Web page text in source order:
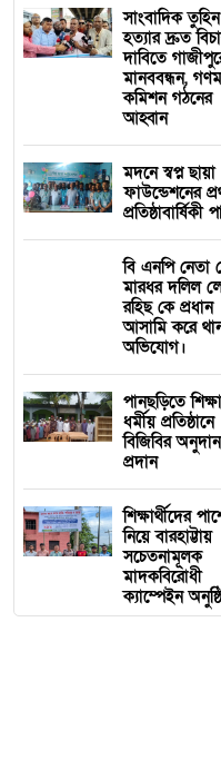
সাংবাদিক তুহিন
হত্যার দ্রুত
দাবিতে
মানববন্ধন,
কমিশন গঠনের
আহ্বান
মদনে স্বপ্ন ছায়া
ফাউন্ডেশনের
প্রতিষ্ঠাবার্ষিকী
বি এনপি নেতা
মারধর দলিল
রহিছ কে প্রধান
আসামি করে
অভিযোগ। ‎
পানছড়িতে
ধর্মীয় প্রতিষ্ঠানে
বিজিবির অনুদান
প্রদান
শিক্ষার্থীদের
নিয়ে বারহাট্টায়
সচেতনামূলক
মাদকবিরোধী
ক্যাম্পেইন